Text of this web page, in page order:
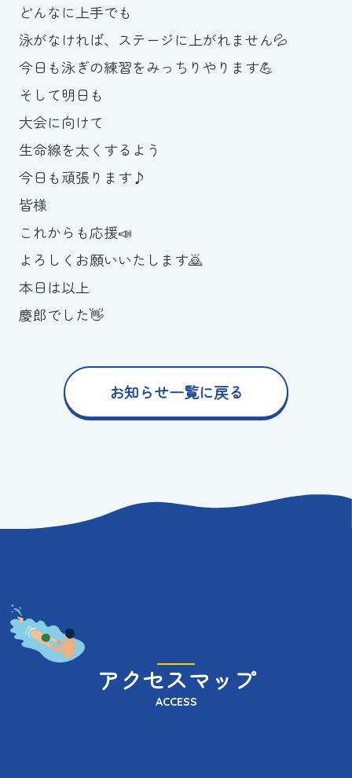
どんなに上手でも
泳がなければ、ステージに上がれません💦
今日も泳ぎの練習をみっちりやります💪
そして明日も
大会に向けて
生命線を太くするよう
今日も頑張ります♪
皆様
これからも応援📣
よろしくお願いいたします🙇
本日は以上
慶郎でした👋
お知らせ一覧に戻る
アクセスマップ
ACCESS